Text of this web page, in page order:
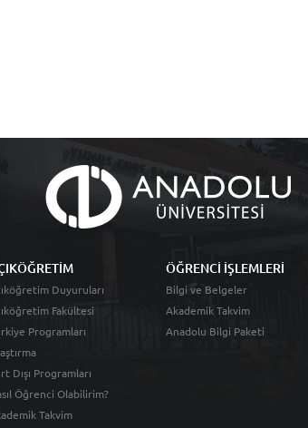
Duyuruları
Fakültesi
Programları
Dışı Programları
Öğrenci Olabilirim?
Takvim
ÖĞRENCİ İŞLEMLERİ
Bilgi ve Belgeler
Akademik Takvim
Anadolu Bilgi Paketi